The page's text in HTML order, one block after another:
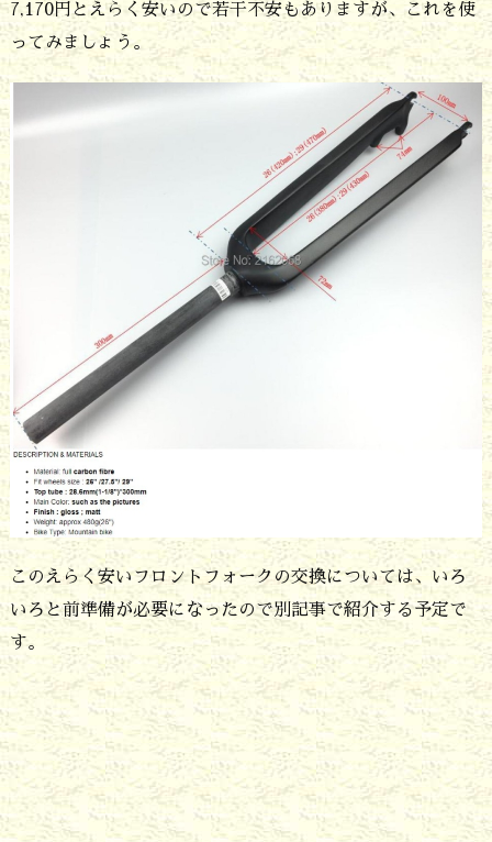
7,170円とえらく安いので若干不安もありますが、これを使
ってみましょう。
このえらく安いフロントフォークの交換については、いろ
いろと前準備が必要になったので別記事で紹介する予定で
す。